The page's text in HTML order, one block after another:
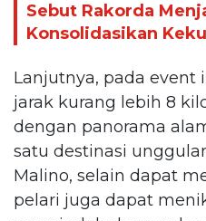
Sebut Rakorda
Konsolidasikan
Lanjutnya, pada event
jarak kurang lebih 8
dengan panorama
satu destinasi
Malino, selain dapat
pelari juga dapat